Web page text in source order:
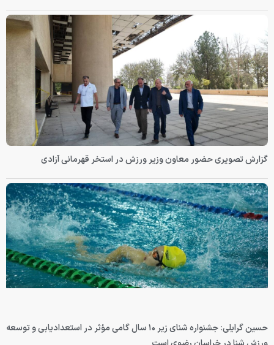
گزارش تصویری حضور معاون وزیر ورزش در استخر قهرمانی آزادی
حسین گرایلی: جشنواره شنای زیر ۱۰ سال گامی مؤثر در استعدادیابی و توسعه